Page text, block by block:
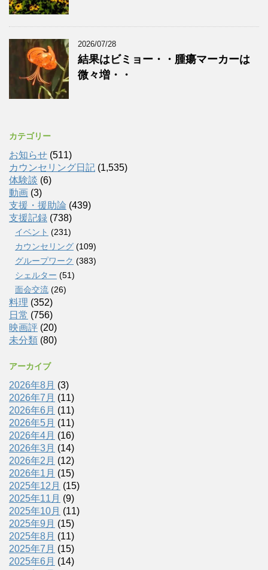
2026/07/28
結果はビミョー・・腫瘍マーカーは
微々増・・
カテゴリー
お知らせ (511)
カウンセリング日記 (1,535)
体験談 (6)
動画 (3)
支援・援助論 (439)
支援記録 (738)
イベント (231)
カウンセリング (109)
グループワーク (383)
シェルター (51)
面会交流 (26)
料理 (352)
日常 (756)
映画評 (20)
未分類 (80)
アーカイブ
2026年8月 (3)
2026年7月 (11)
2026年6月 (11)
2026年5月 (11)
2026年4月 (16)
2026年3月 (14)
2026年2月 (12)
2026年1月 (15)
2025年12月 (15)
2025年11月 (9)
2025年10月 (11)
2025年9月 (15)
2025年8月 (11)
2025年7月 (15)
2025年6月 (14)